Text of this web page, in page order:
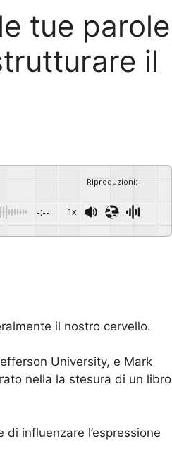
tue parole
il
Riproduzioni:-
-:-- 1x
il nostro cervello.
University, e Mark
nella la stesura di un libro
influenzare l’espressione